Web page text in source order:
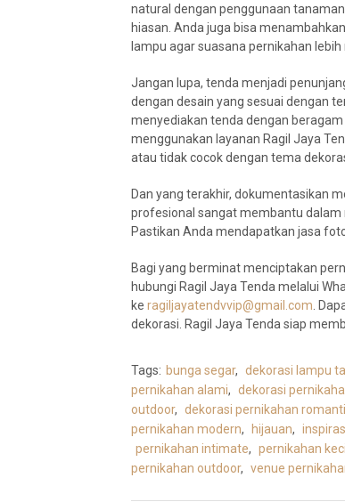
natural dengan penggunaan
hiasan. Anda juga bisa
lampu agar suasana pernikahan
Jangan lupa, tenda menjadi
dengan desain yang sesuai dengan
menyediakan tenda dengan
menggunakan layanan Ragil Jaya
atau tidak cocok dengan tema
Dan yang terakhir, dokumentasikan
profesional sangat membantu dalam
Pastikan Anda mendapatkan jasa
Bagi yang berminat menciptakan
hubungi Ragil Jaya Tenda melalui
ke ragiljayatendvvip@gmail.com.
dekorasi. Ragil Jaya Tenda siap
Tags: bunga segar, dekorasi lampu
pernikahan alami, dekorasi
outdoor, dekorasi pernikahan
pernikahan modern, hijauan,
pernikahan intimate, pernikahan kecil
pernikahan outdoor, venue